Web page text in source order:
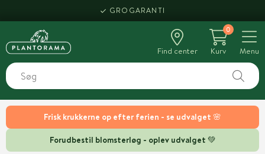
Frisk krukkerne op efter ferien - se udvalget 🌸
Forudbestil blomsterløg - oplev udvalget 💚
GROGARANTI
Find center
0
Kurv
Menu